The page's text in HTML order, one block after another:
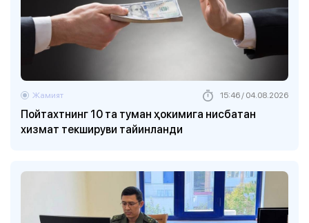
Пойтахтнинг 10 та туман ҳокимига нисбатан
хизмат текшируви тайинланди
Жамият 15:46 / 04.08.2026